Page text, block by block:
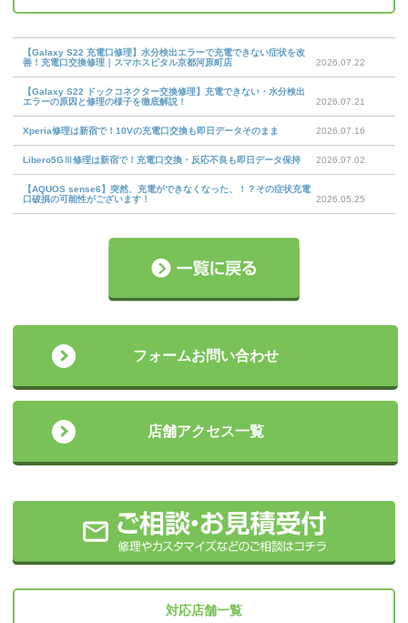
【Galaxy S22 充電口修理】水分検出エラーで充電できない症状を改
善！充電口交換修理｜スマホスピタル京都河原町店
2026.07.22
【Galaxy S22 ドックコネクター交換修理】充電できない・水分検出
エラーの原因と修理の様子を徹底解説！
2026.07.21
Xperia修理は新宿で！10Vの充電口交換も即日データそのまま 2026.07.16
Libero5GⅢ修理は新宿で！充電口交換・反応不良も即日データ保持 2026.07.02
【AQUOS sense6】突然、充電ができなくなった、！？その症状充電
口破損の可能性がございます！
2026.05.25
フォームお問い合わせ
店舗アクセス一覧
対応店舗一覧